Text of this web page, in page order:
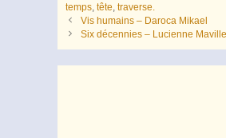
temps tête traverse.
Vis humains – Daroca Mikael
Six décennies – Lucienne